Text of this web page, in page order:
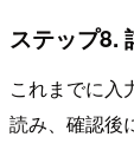
ステップ8.
これまでに入
読み、確認後